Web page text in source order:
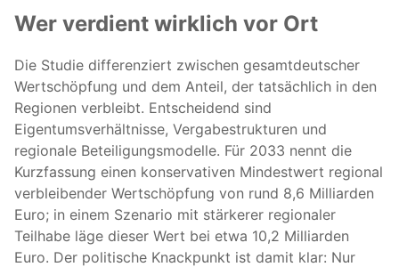
Wer verdient wirklich vor Ort
Die Studie differenziert zwischen gesamtdeutscher
Wertschöpfung und dem Anteil, der tatsächlich in den
Regionen verbleibt. Entscheidend sind
Eigentumsverhältnisse, Vergabestrukturen und
regionale Beteiligungsmodelle. Für 2033 nennt die
Kurzfassung einen konservativen Mindestwert regional
verbleibender Wertschöpfung von rund 8,6 Milliarden
Euro; in einem Szenario mit stärkerer regionaler
Teilhabe läge dieser Wert bei etwa 10,2 Milliarden
Euro. Der politische Knackpunkt ist damit klar: Nur